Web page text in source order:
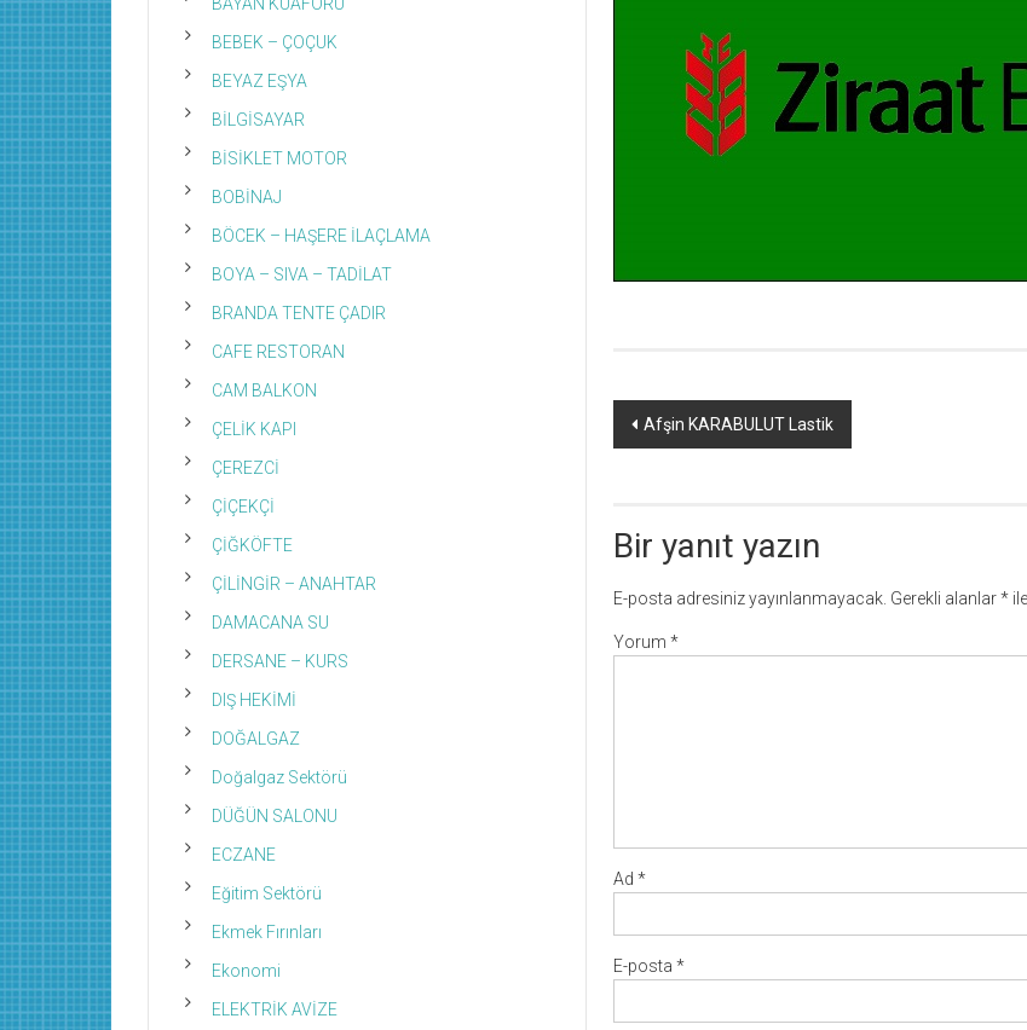
Yazı
Afşin KARABULUT Lastik
Bir yanıt yazın
E-posta adresiniz yayınlanmayacak. Gerekli alanlar*
Yorum *
Ad *
E-posta *
BEBEK – ÇOÇUK
BEYAZ EŞYA
BİLGİSAYAR
BİSİKLET MOTOR
BOBİNAJ
BÖCEK – HAŞERE İLAÇLAMA
BOYA – SIVA – TADİLAT
BRANDA TENTE ÇADIR
CAFE RESTORAN
CAM BALKON
ÇELİK KAPI
ÇEREZCİ
ÇİÇEKÇİ
ÇİĞKÖFTE
ÇİLİNGİR – ANAHTAR
DAMACANA SU
DERSANE – KURS
DIŞ HEKİMİ
DOĞALGAZ
Doğalgaz Sektörü
DÜĞÜN SALONU
ECZANE
Eğitim Sektörü
Ekmek Fırınları
Ekonomi
ELEKTRİK AVİZE